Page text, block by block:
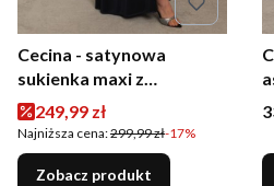
Cecina - satynowa
sukienka maxi z
sznurowanym tyłem
granatowa
Cena promocyjna
249,99 zł
Najniższa cena:299,99 zł-17%
Zobacz produkt